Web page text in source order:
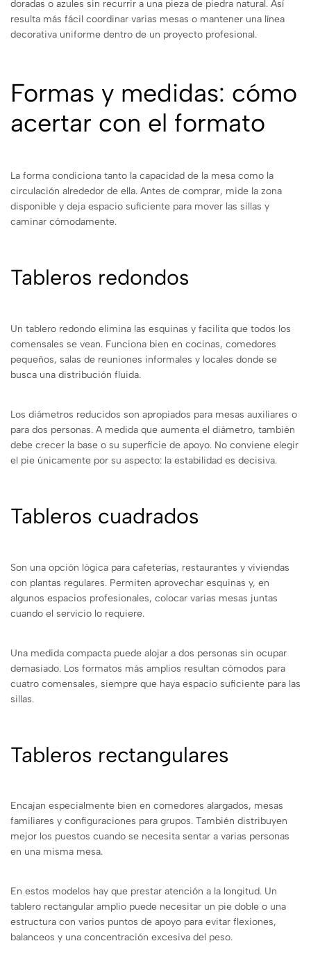
doradas o azules sin recurrir a una pieza de piedra natural. Así
resulta más fácil coordinar varias mesas o mantener una línea
decorativa uniforme dentro de un proyecto profesional.
Formas y medidas: cómo
acertar con el formato
La forma condiciona tanto la capacidad de la mesa como la
circulación alrededor de ella. Antes de comprar, mide la zona
disponible y deja espacio suficiente para mover las sillas y
caminar cómodamente.
Tableros redondos
Un tablero redondo elimina las esquinas y facilita que todos los
comensales se vean. Funciona bien en cocinas, comedores
pequeños, salas de reuniones informales y locales donde se
busca una distribución fluida.
Los diámetros reducidos son apropiados para mesas auxiliares o
para dos personas. A medida que aumenta el diámetro, también
debe crecer la base o su superficie de apoyo. No conviene elegir
el pie únicamente por su aspecto: la estabilidad es decisiva.
Tableros cuadrados
Son una opción lógica para cafeterías, restaurantes y viviendas
con plantas regulares. Permiten aprovechar esquinas y, en
algunos espacios profesionales, colocar varias mesas juntas
cuando el servicio lo requiere.
Una medida compacta puede alojar a dos personas sin ocupar
demasiado. Los formatos más amplios resultan cómodos para
cuatro comensales, siempre que haya espacio suficiente para las
sillas.
Tableros rectangulares
Encajan especialmente bien en comedores alargados, mesas
familiares y configuraciones para grupos. También distribuyen
mejor los puestos cuando se necesita sentar a varias personas
en una misma mesa.
En estos modelos hay que prestar atención a la longitud. Un
tablero rectangular amplio puede necesitar un pie doble o una
estructura con varios puntos de apoyo para evitar flexiones,
balanceos y una concentración excesiva del peso.